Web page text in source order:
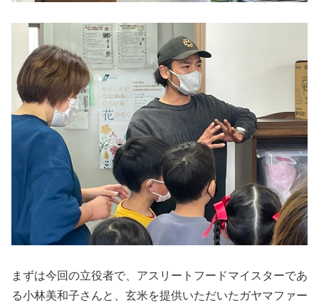
まずは今回の立役者で、アスリートフードマイスターであ
る小林美和子さんと、玄米を提供いただいたガヤマファー